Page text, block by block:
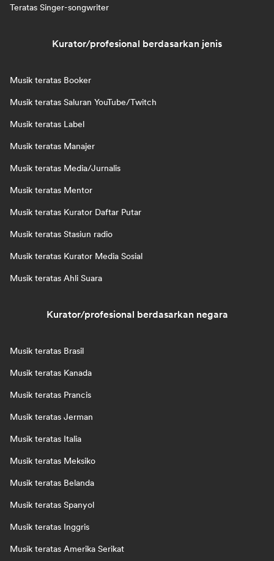
Teratas Singer-songwriter
Kurator/profesional berdasarkan jenis
Musik teratas Booker
Musik teratas Saluran YouTube/Twitch
Musik teratas Label
Musik teratas Manajer
Musik teratas Media/Jurnalis
Musik teratas Mentor
Musik teratas Kurator Daftar Putar
Musik teratas Stasiun radio
Musik teratas Kurator Media Sosial
Musik teratas Ahli Suara
Kurator/profesional berdasarkan negara
Musik teratas Brasil
Musik teratas Kanada
Musik teratas Prancis
Musik teratas Jerman
Musik teratas Italia
Musik teratas Meksiko
Musik teratas Belanda
Musik teratas Spanyol
Musik teratas Inggris
Musik teratas Amerika Serikat